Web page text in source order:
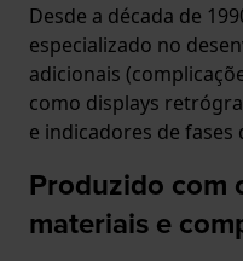
Desde a década de
especializado no
adicionais
como displays
e indicadores de fases
Produzido com
materiais e